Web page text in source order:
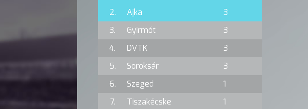
2.
Ajka
3
3.
Gyirmót
3
4.
DVTK
3
5.
Soroksár
3
6.
Szeged
1
7.
Tiszakécske
1